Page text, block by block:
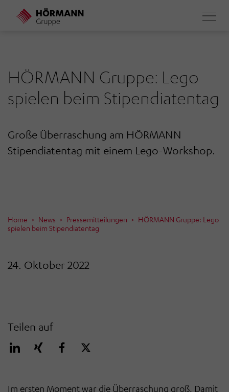
Direkt
HÖRMANN Gruppe: Lego
spielen beim Stipendiatentag
Große Überraschung am HÖRMANN
Stipendiatentag mit einem Lego-Workshop.
Home News Pressemitteilungen
HÖRMANN Gruppe: Lego
spielen beim Stipendiatentag
24. Oktober 2022
Teilen auf
Im ersten Moment war die Überraschung groß. Damit